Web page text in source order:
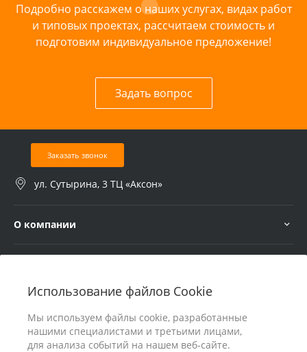
Использование файлов Cookie
Мы используем файлы cookie, разработанные
нашими специалистами и третьими лицами,
для анализа событий на нашем веб-сайте.
Подробно расскажем о наших услугах, видах работ
и типовых проектах, рассчитаем стоимость и
подготовим индивидуальное предложение!
Задать вопрос
Заказать звонок
ул. Сутырина, 3 ТЦ «Аксон»
О компании